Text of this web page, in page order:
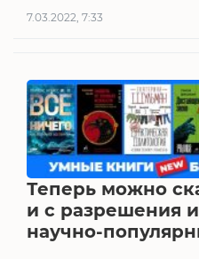
7.03.2022, 7:33
Теперь можно
и с разрешения
научно-